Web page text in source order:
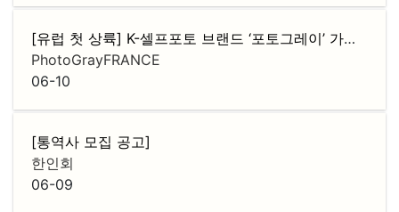
[유럽 첫 상륙] K-셀프포토 브랜드 ‘포토그레이’ 가맹점주 모집
PhotoGrayFRANCE
06-10
[통역사 모집 공고]
한인회
06-09